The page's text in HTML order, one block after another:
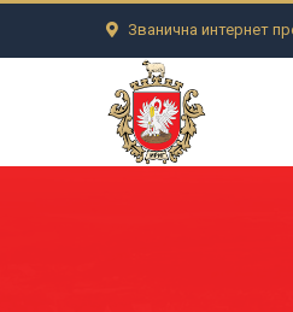
Званична интернет